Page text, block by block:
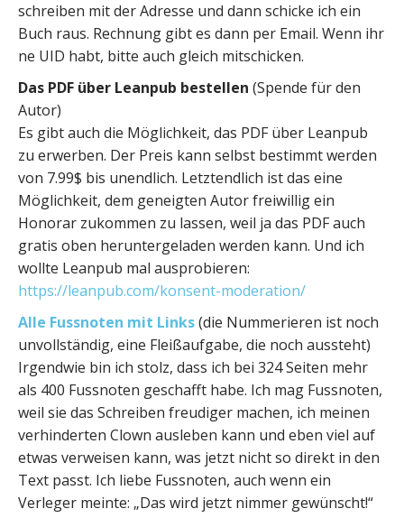
schreiben mit der Adresse und dann schicke ich ein
Buch raus. Rechnung gibt es dann per Email. Wenn ihr
ne UID habt, bitte auch gleich mitschicken.
Das PDF über Leanpub bestellen (Spende für den
Autor)
Es gibt auch die Möglichkeit, das PDF über Leanpub
zu erwerben. Der Preis kann selbst bestimmt werden
von 7.99$ bis unendlich. Letztendlich ist das eine
Möglichkeit, dem geneigten Autor freiwillig ein
Honorar zukommen zu lassen, weil ja das PDF auch
gratis oben heruntergeladen werden kann. Und ich
wollte Leanpub mal ausprobieren:
https://leanpub.com/konsent-moderation/
Alle Fussnoten mit Links(die Nummerieren ist noch
unvollständig, eine Fleißaufgabe, die noch aussteht)
Irgendwie bin ich stolz, dass ich bei 324 Seiten mehr
als 400 Fussnoten geschafft habe. Ich mag Fussnoten,
weil sie das Schreiben freudiger machen, ich meinen
verhinderten Clown ausleben kann und eben viel auf
etwas verweisen kann, was jetzt nicht so direkt in den
Text passt. Ich liebe Fussnoten, auch wenn ein
Verleger meinte: „Das wird jetzt nimmer gewünscht!“